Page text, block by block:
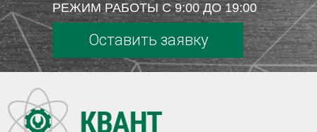
РЕЖИМ РАБОТЫ С 9:00 ДО 19:00
Оставить заявку